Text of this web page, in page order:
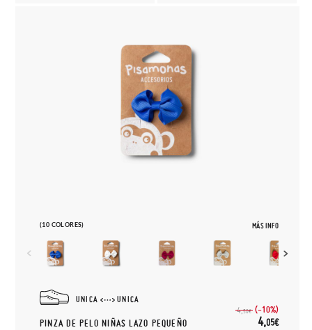
(10 COLORES) MÁS INFO
UNICA UNICA
PINZA DE PELO NIÑAS LAZO PEQUEÑO
4,50€ (-10%)
4,05€